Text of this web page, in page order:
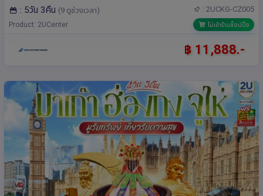
: 5วัน 3คืน (9 ดูช่วงเวลา) : 2UCKG-CZ005
Product: 2UCenter ไม่เข้าร้านช็อปปิ้ง
฿ 11,888.-